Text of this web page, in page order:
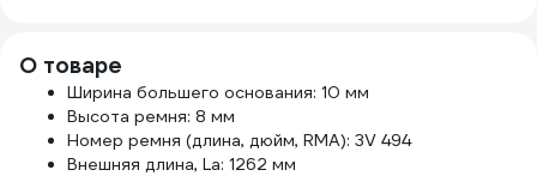
О товаре
Ширина большего основания: 10 мм
Высота ремня: 8 мм
Номер ремня (длина, дюйм, RMA): 3V 494
Внешняя длина, La: 1262 мм